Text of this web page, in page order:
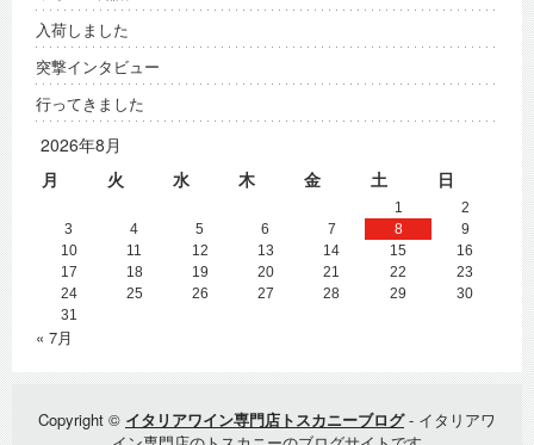
入荷しました
突撃インタビュー
行ってきました
2026年8月
月
火 水 木 金 土 日
1
2
3
4 5 6 7 8
9
10
11 12 13 14 15
16
17
18 19 20 21 22
23
24
25 26 27 28 29
30
31
« 7月
Copyright © イタリアワイン専門店トスカニーブログ- イタリアワ